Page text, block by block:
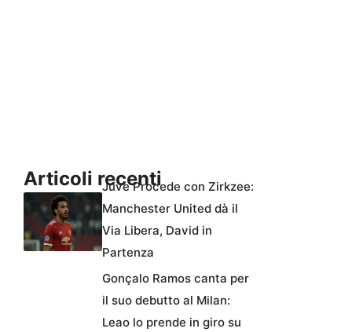
Articoli recentiJuve Procede con Zirkzee:
Manchester United dà il
Via Libera, David in
Partenza
Gonçalo Ramos canta per
il suo debutto al Milan:
Leao lo prende in giro su